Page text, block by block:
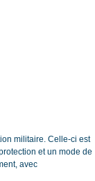
militaire. Celle-ci est
et un mode de
avec